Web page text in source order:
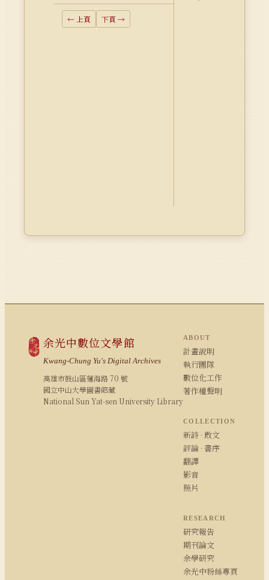
← 上頁 下頁 →
余光中數位文學館
Kwang-Chung Yu's Digital Archives
高雄市鼓山區蓮海路 70 號
國立中山大學圖書館藏
National Sun Yat-sen University Library
ABOUT
計畫說明
執行團隊
數位化工作
著作權聲明
COLLECTION
新詩 · 散文
評論 · 書序
翻譯
影音
照片
RESEARCH
研究報告
期刊論文
余學研究
余光中粉絲專頁